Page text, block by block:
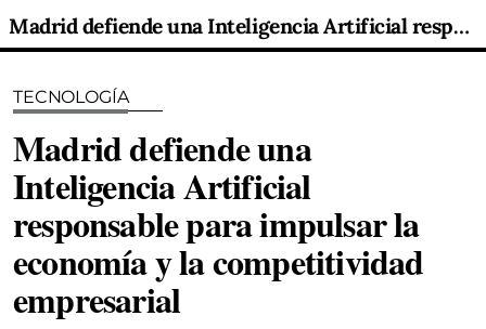
Madrid defiende una Inteligencia Artificial responsable para impulsar la economía y la competitividad empresarial
TECNOLOGÍA
Madrid defiende una
Inteligencia Artificial
responsable para impulsar la
economía y la competitividad
empresarial